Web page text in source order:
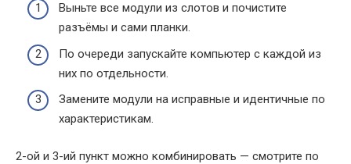
Выньте все модули из слотов и почистите
разъёмы и сами планки.
По очереди запускайте компьютер с каждой из
них по отдельности.
Замените модули на исправные и идентичные по
характеристикам.
2-ой и 3-ий пункт можно комбинировать — смотрите по